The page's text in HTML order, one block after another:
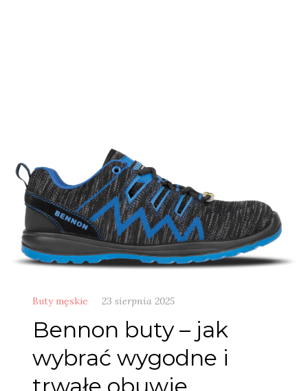
Buty męskie 23 sierpnia 2025
Bennon buty – jak
wybrać wygodne i
trwałe obuwie